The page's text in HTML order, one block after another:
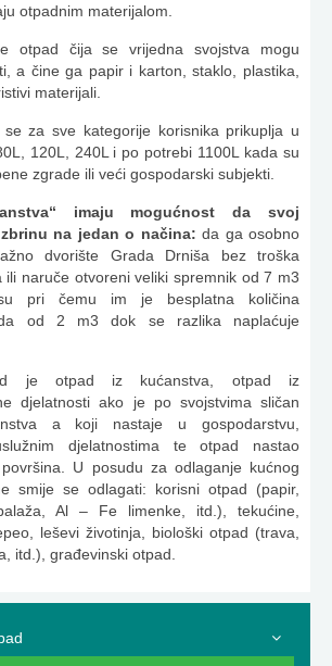
otpadnim materijalom.
otpad čija se vrijedna svojstva mogu
a čine ga papir i karton, staklo, plastika,
materijali.
se za sve kategorije korisnika prikuplja u
120L, 240L i po potrebi 1100L kada su
zgrade ili veći gospodarski subjekti.
imaju mogućnost da svoj
na jedan o načina:da ga osobno
dvorište Grada Drniša bez troška
ili naruče otvoreni veliki spremnik od 7 m3
pri čemu im je besplatna količina
od 2 m3 dok se razlika naplaćuje
je otpad iz kućanstva, otpad iz
djelatnosti ako je po svojstvima sličan
a koji nastaje u gospodarstvu,
djelatnostima te otpad nastao
U posudu za odlaganje kućnog
smije se odlagati: korisni otpad (papir,
Al – Fe limenke, itd.), tekućine,
leševi životinja, biološki otpad (trava,
itd.), građevinski otpad.